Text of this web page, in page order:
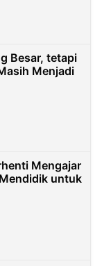
Besar, tetapi
Menjadi
Mengajar
untuk